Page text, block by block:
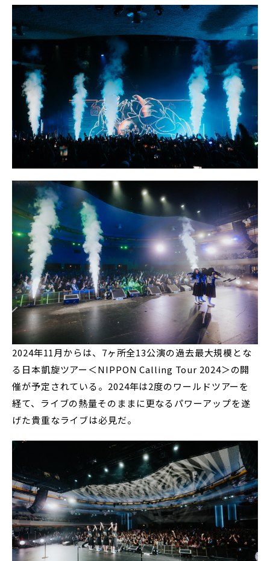
2024年11月からは、7ヶ所全13公演の過去最大規模とな
る日本凱旋ツアー＜NIPPON Calling Tour 2024＞の開
催が予定されている。2024年は2度のワールドツアーを
経て、ライブの熱量そのままに更なるパワーアップを遂
げた貴重なライブは必見だ。